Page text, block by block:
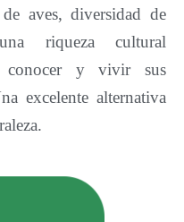
aves, diversidad de
riqueza cultural
conocer y vivir sus
excelente alternativa